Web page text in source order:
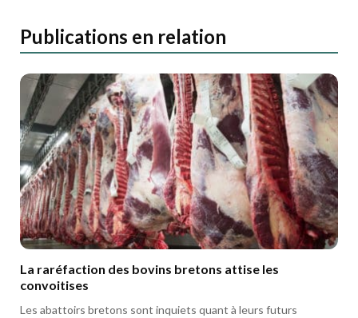
Publications en relation
La raréfaction des bovins bretons attise les
convoitises
Les abattoirs bretons sont inquiets quant à leurs futurs